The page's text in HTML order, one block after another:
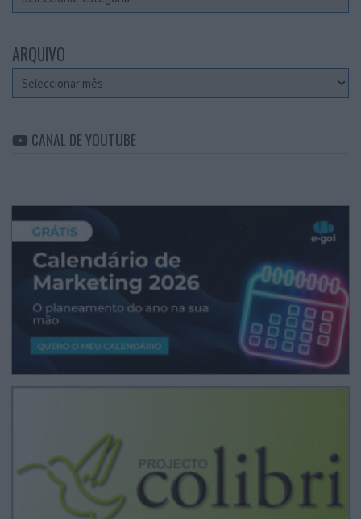
ARQUIVO
Arquivo
CANAL DE YOUTUBE